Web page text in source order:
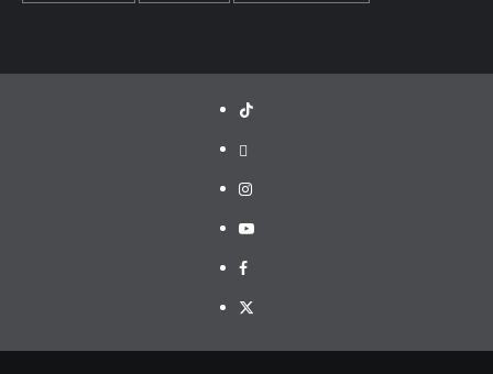
TikTok
threads
Instagram
Youtube
Facebook
X